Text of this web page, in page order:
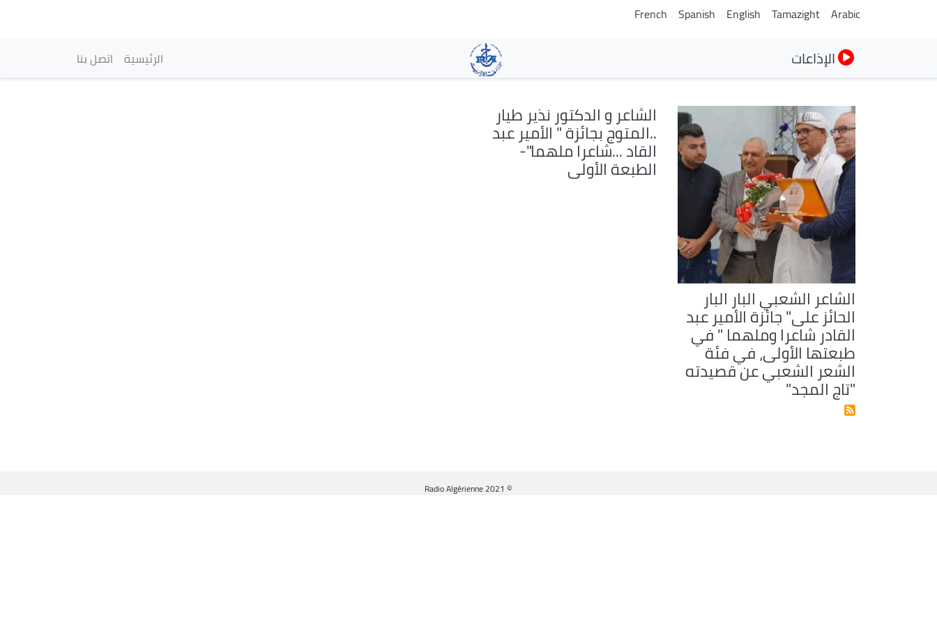
Arabic
Tamazight
English
Spanish
French
الإذاعات principale
الرئيسية اتصل بنا
الشاعر الشعبي البار البار
الحائز على" جائزة الأمير عبد
القادر شاعرا وملهما " في
طبعتها الأولى، في فئة
الشعر الشعبي عن قصيدته
"تاج المجد"
الشاعر و الدكتور نذير طيار
..المتوج بجائزة " الأمير عبد
القاد ...شاعرا ملهما"-
الطبعة الأولى
© Radio Algérienne 2021